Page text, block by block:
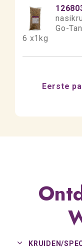
Go-Tan
6 x1kg
Eerste
KRUIDEN/